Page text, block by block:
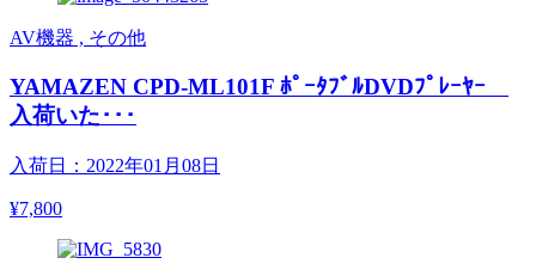
AV機器 , その他
YAMAZEN CPD-ML101F ﾎﾟｰﾀﾌﾞﾙDVDﾌﾟﾚｰﾔｰ
入荷いた･･･
入荷日：2022年01月08日
¥7,800